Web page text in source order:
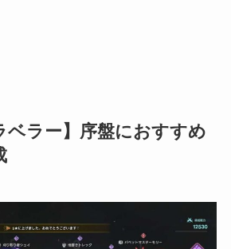
ベラー】序盤におすすめ